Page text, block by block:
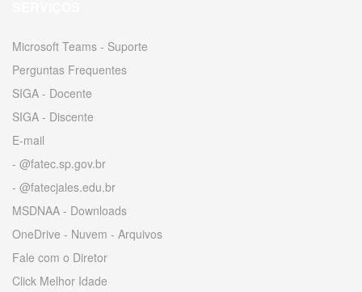
Microsoft Teams - Suporte
Perguntas Frequentes
SIGA - Docente
SIGA - Discente
E-mail
- @fatec.sp.gov.br
- @fatecjales.edu.br
MSDNAA - Downloads
OneDrive - Nuvem - Arquivos
Fale com o Diretor
Click Melhor Idade